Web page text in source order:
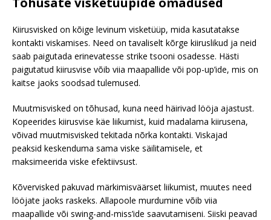
Kiirusvisked on kõige levinum visketüüp, mida kasutatakse
kontakti viskamises. Need on tavaliselt kõrge kiiruslikud ja neid
saab paigutada erinevatesse strike tsooni osadesse. Hästi
paigutatud kiirusvise võib viia maapallide või pop-up’ide, mis on
kaitse jaoks soodsad tulemused.
Muutmisvisked on tõhusad, kuna need häirivad lööja ajastust.
Kopeerides kiirusvise käe liikumist, kuid madalama kiirusena,
võivad muutmisvisked tekitada nõrka kontakti. Viskajad
peaksid keskenduma sama viske säilitamisele, et
maksimeerida viske efektiivsust.
Kõvervisked pakuvad märkimisväärset liikumist, muutes need
lööjate jaoks raskeks. Allapoole murdumine võib viia
maapallide või swing-and-miss’ide saavutamiseni. Siiski peavad